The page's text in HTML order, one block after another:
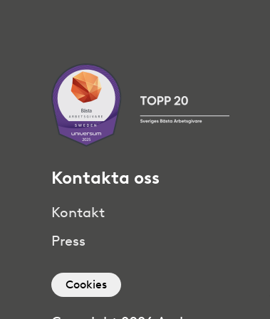
Kontakta oss
Kontakt
Press
Cookies